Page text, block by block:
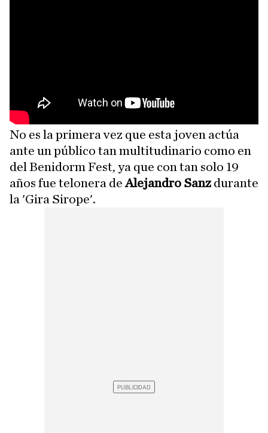
No es la primera vez que esta joven actúa
ante un público tan multitudinario como en
del Benidorm Fest, ya que con tan solo 19
años fue telonera deAlejandro Sanzdurante
la 'Gira Sirope'.